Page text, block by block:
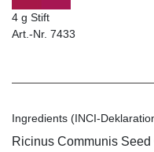
4 g Stift
Art.-Nr. 7433
Ingredients (INCI-
Ricinus Communis